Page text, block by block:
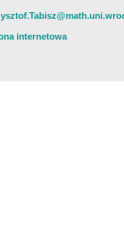
internetowa